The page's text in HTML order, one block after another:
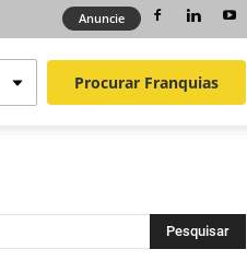
Anuncie
Procurar Franquias